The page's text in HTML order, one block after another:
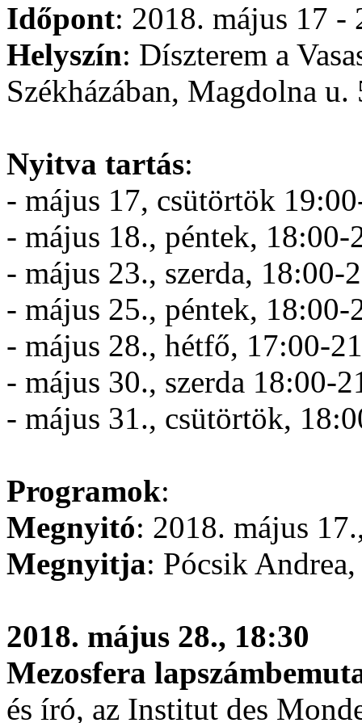
Időpont: 2018. május 17 -
Helyszín: Díszterem a
Székházában, Magdolna
Nyitva tartás:
- május 17, csütörtök
- május 18., péntek, 18:00-
- május 23., szerda, 18:00-
- május 25., péntek, 18:00-
- május 28., hétfő, 17:00-
- május 30., szerda 18:00-
- május 31., csütörtök,
Programok:
Megnyitó: 2018. május
Megnyitja: Pócsik
2018. május 28., 18:30
Mezosfera
és író, az Institut des